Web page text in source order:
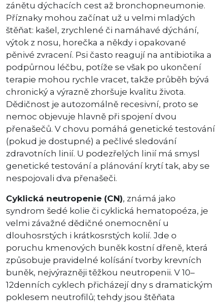
zánětu dýchacích cest až bronchopneumonie.
Příznaky mohou začínat už u velmi mladých
štěňat: kašel, zrychlené či namáhavé dýchání,
výtok z nosu, horečka a někdy i opakované
pěnivé zvracení. Psi často reagují na antibiotika a
podpůrnou léčbu, potíže se však po ukončení
terapie mohou rychle vracet, takže průběh bývá
chronický a výrazně zhoršuje kvalitu života.
Dědičnost je autozomálně recesivní, proto se
nemoc objevuje hlavně při spojení dvou
přenašečů. V chovu pomáhá genetické testování
(pokud je dostupné) a pečlivé sledování
zdravotních linií. U podezřelých linií má smysl
genetické testování a plánování krytí tak, aby se
nespojovali dva přenašeči.
Cyklická neutropenie (CN), známá jako
syndrom šedé kolie či cyklická hematopoéza, je
velmi závažné dědičné onemocnění u
dlouhosrstých i krátkosrstých kolií. Jde o
poruchu kmenových buněk kostní dřeně, která
způsobuje pravidelné kolísání tvorby krevních
buněk, nejvýrazněji těžkou neutropenii. V 10–
12denních cyklech přicházejí dny s dramatickým
poklesem neutrofilů; tehdy jsou štěňata